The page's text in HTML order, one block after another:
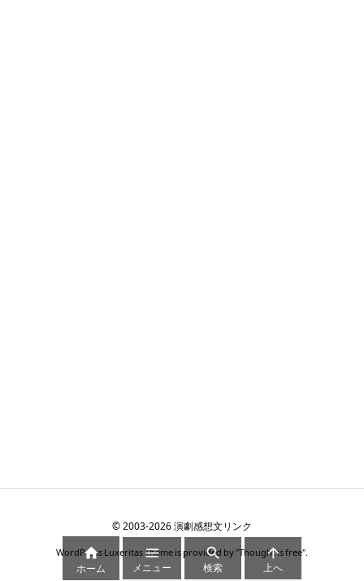
©2003-2026演劇感想文リンク
WordPress Luxeritas Theme is provided by "Thought is free".

ホーム

メニュー

検索

上へ